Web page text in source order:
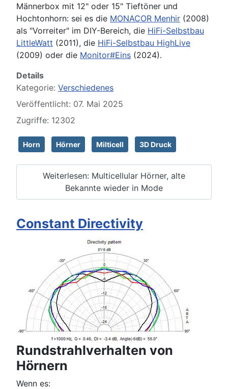
Männerbox mit 12" oder 15" Tieftöner und
Hochtonhorn: sei es die MONACOR Menhir (2008)
als "Vorreiter" im DIY-Bereich, die HiFi-Selbstbau
LittleWatt (2011), die HiFi-Selbstbau HighLive
(2009) oder die Monitor#Eins (2024).
Details
Kategorie: Verschiedenes
Veröffentlicht: 07. Mai 2025
Zugriffe: 12302
Horn Hörner Milticell 3D Druck
Weiterlesen: Multicellular Hörner, alte
Bekannte wieder in Mode
Constant Directivity
Rundstrahlverhalten von
Hörnern
Wenn es: